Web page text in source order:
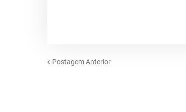
Postagem Anterior